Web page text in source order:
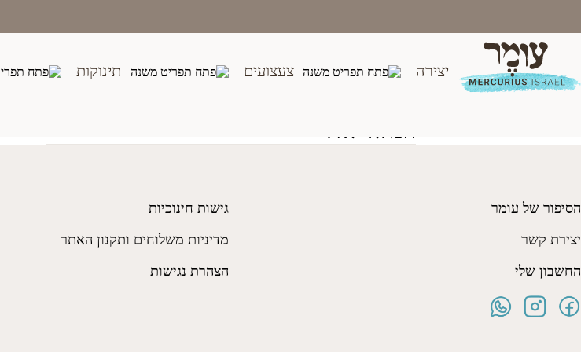
content
יצירה צעצועים תינוקות
מקרן ורוד
המלאי אזל
הסיפור של עומר
יצירת קשר
החשבון שלי
גישות חינוכיות
מדיניות משלוחים ותקנון האתר
הצהרת נגישות